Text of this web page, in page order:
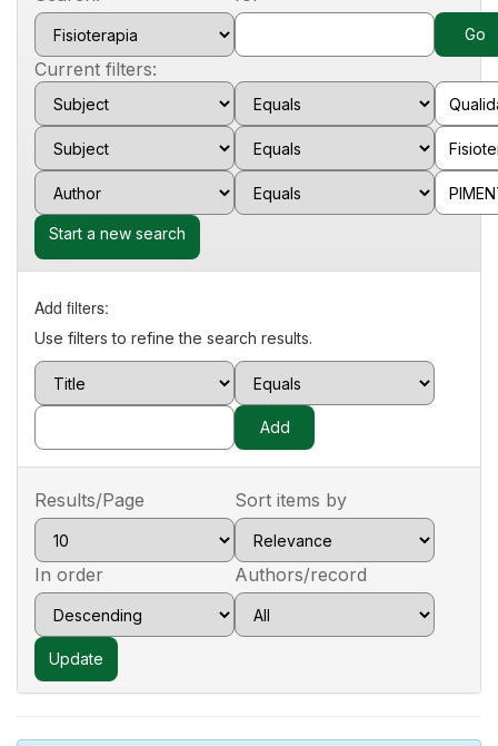
Current filters:
Start a new search
Add filters:
Use filters to refine the search results.
Results/Page Sort items by
In order Authors/record